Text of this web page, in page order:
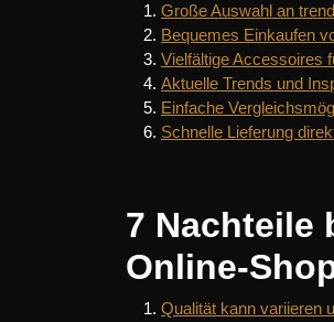
Große Auswahl an
Bequemes Einkaufen
Vielfältige Accessoires
Aktuelle Trends und
Einfache
Schnelle Lieferung
7 Nachteile
Online-
Qualität kann variieren